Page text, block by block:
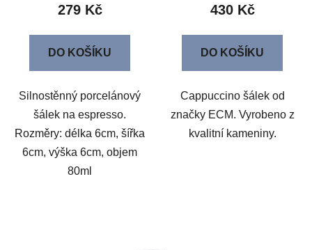
279 Kč
DO KOŠÍKU
Silnostěnný porcelánový
šálek na espresso.
Rozměry: délka 6cm, šířka
6cm, výška 6cm, objem
80ml
430 Kč
DO KOŠÍKU
Cappuccino šálek od
značky ECM. Vyrobeno z
kvalitní kameniny.